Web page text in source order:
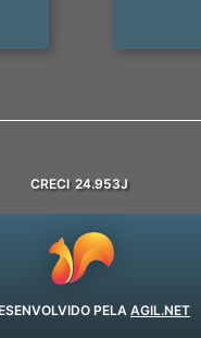
CRECI 24.953J
PELA AGIL.NET